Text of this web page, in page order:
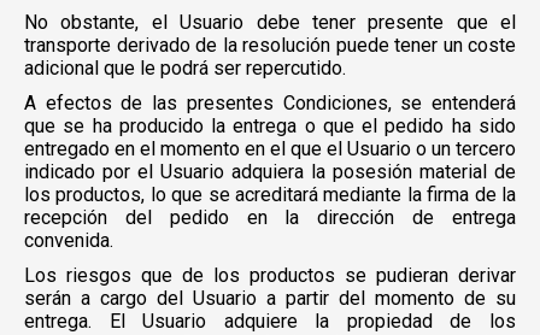
No obstante, el Usuario debe tener presente que el
transporte derivado de la resolución puede tener un coste
adicional que le podrá ser repercutido.
A efectos de las presentes Condiciones, se entenderá
que se ha producido la entrega o que el pedido ha sido
entregado en el momento en el que el Usuario o un tercero
indicado por el Usuario adquiera la posesión material de
los productos, lo que se acreditará mediante la firma de la
recepción del pedido en la dirección de entrega
convenida.
Los riesgos que de los productos se pudieran derivar
serán a cargo del Usuario a partir del momento de su
entrega. El Usuario adquiere la propiedad de los